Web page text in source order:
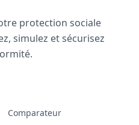
protection sociale
simulez et sécurisez
Comparateur